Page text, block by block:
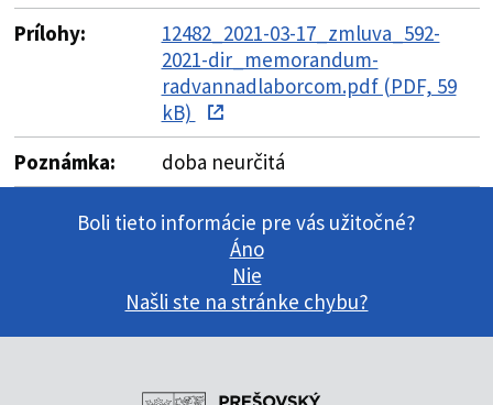
Prílohy:
12482_2021-03-17_zmluva_592-
2021-dir_memorandum-
radvannadlaborcom.pdf (PDF, 59
kB)
Poznámka:
doba neurčitá
Boli tieto informácie pre vás užitočné?
Áno
Nie
Našli ste na stránke chybu?